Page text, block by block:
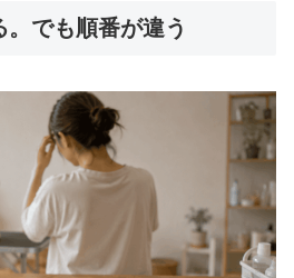
でも順番が違う